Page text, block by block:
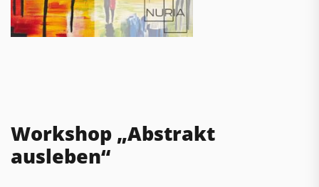
Workshop „Abstrakt
ausleben“